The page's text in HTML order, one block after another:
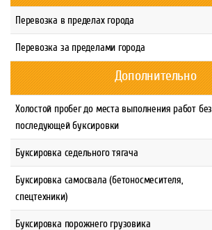
Перевозка в пределах города
Перевозка за пределами города
Дополнительно
Холостой пробег до места выполнения работ без
последующей буксировки
Буксировка седельного тягача
Буксировка самосвала (бетоносмесителя,
спецтехники)
Буксировка порожнего грузовика